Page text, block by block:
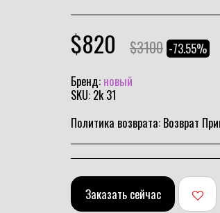
$820 $3100 -73.55%
Бренд: новый
SKU: 2k 31
Политика возврата: Возврат
Заказать сейчас